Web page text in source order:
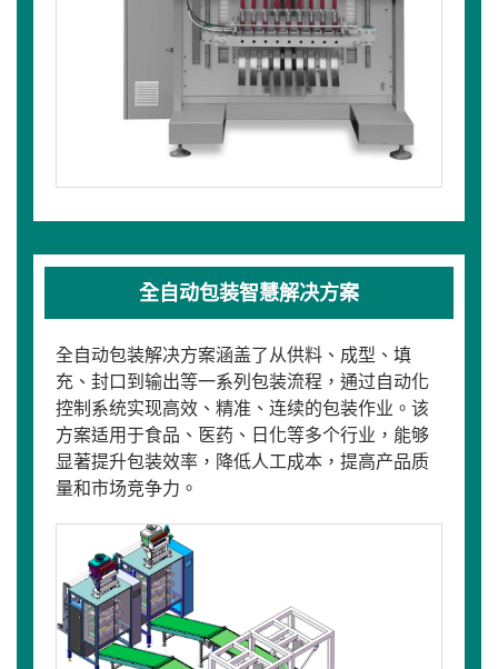
全自动包装智慧解决方案
全自动包装解决方案涵盖了从供料、成型、填
充、封口到输出等一系列包装流程，通过自动化
控制系统实现高效、精准、连续的包装作业。该
方案适用于食品、医药、日化等多个行业，能够
显著提升包装效率，降低人工成本，提高产品质
量和市场竞争力。